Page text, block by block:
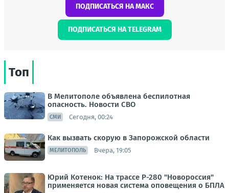
ПОДПИСАТЬСЯ НА МАКС
ПОДПИСАТЬСЯ НА TELEGRAM
Топ
В Мелитополе объявлена беспилотная
опасность. Новости СВО
СМИ Сегодня, 00:24
Как вызвать скорую в Запорожской области
МЕЛИТОПОЛЬ Вчера, 19:05
Юрий Котенок: На трассе Р-280 "Новороссия"
применяется новая система оповещения о БПЛА